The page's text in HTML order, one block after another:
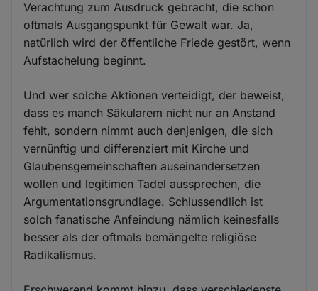
Verachtung zum Ausdruck gebracht, die schon
oftmals Ausgangspunkt für Gewalt war. Ja,
natürlich wird der öffentliche Friede gestört, wenn
Aufstachelung beginnt.
Und wer solche Aktionen verteidigt, der beweist,
dass es manch Säkularem nicht nur an Anstand
fehlt, sondern nimmt auch denjenigen, die sich
vernünftig und differenziert mit Kirche und
Glaubensgemeinschaften auseinandersetzen
wollen und legitimen Tadel aussprechen, die
Argumentationsgrundlage. Schlussendlich ist
solch fanatische Anfeindung nämlich keinesfalls
besser als der oftmals bemängelte religiöse
Radikalismus.